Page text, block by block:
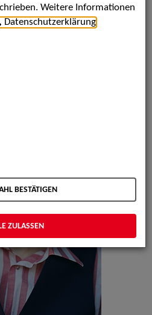
Weitere Informationen
Datenschutzerklärung
BESTÄTIGEN
ZULASSEN